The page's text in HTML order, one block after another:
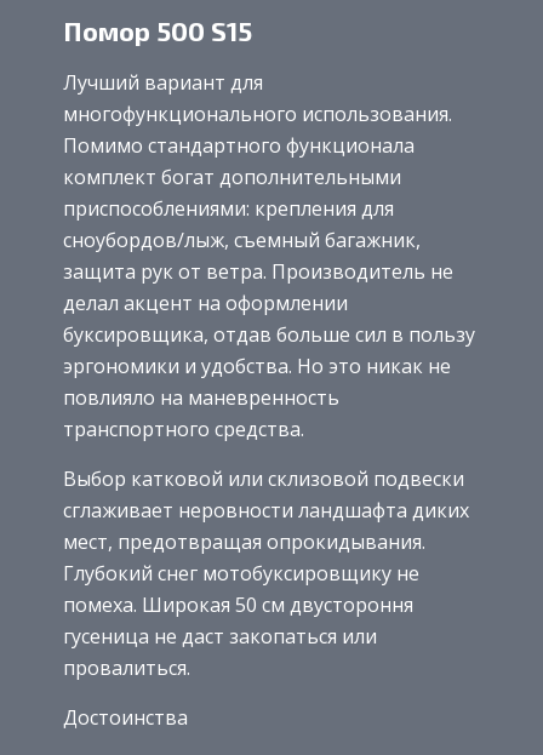
Помор 500 S15
Лучший вариант для
многофункционального использования.
Помимо стандартного функционала
комплект богат дополнительными
приспособлениями: крепления для
сноубордов/лыж, съемный багажник,
защита рук от ветра. Производитель не
делал акцент на оформлении
буксировщика, отдав больше сил в пользу
эргономики и удобства. Но это никак не
повлияло на маневренность
транспортного средства.
Выбор катковой или склизовой подвески
сглаживает неровности ландшафта диких
мест, предотвращая опрокидывания.
Глубокий снег мотобуксировщику не
помеха. Широкая 50 см двустороння
гусеница не даст закопаться или
провалиться.
Достоинства